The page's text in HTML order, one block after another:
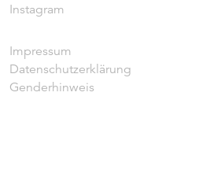
Instagram
Impressum
Datenschutzerklärung
Genderhinweis